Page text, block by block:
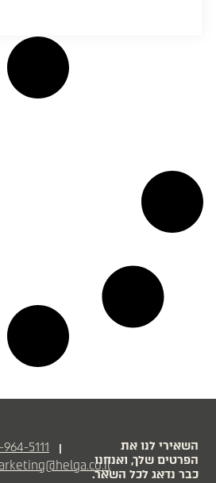
03-964-5111
marketing@helga.co.il
חנות
סניפים
לנו את
שלך, ואנחנו
לכל השאר.